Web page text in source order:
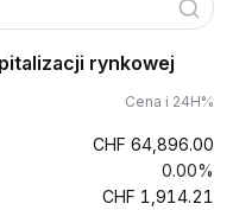
rynkowej
Cena i 24H%
CHF 64,896.00
0.00%
CHF 1,914.21